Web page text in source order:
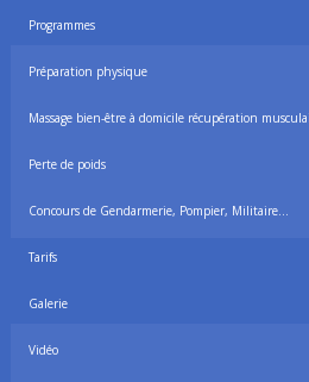
Programmes
Préparation physique
Massage bien-être à domicile récupération
Perte de poids
Concours de Gendarmerie, Pompier, Militaire…
Tarifs
Galerie
Vidéo